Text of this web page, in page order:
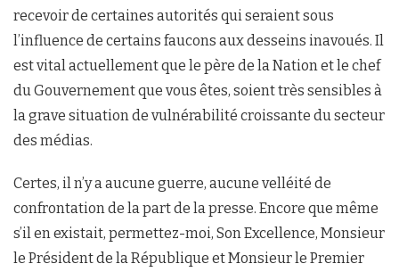
recevoir de certaines autorités qui seraient sous
l’influence de certains faucons aux desseins inavoués. Il
est vital actuellement que le père de la Nation et le chef
du Gouvernement que vous êtes, soient très sensibles à
la grave situation de vulnérabilité croissante du secteur
des médias.
Certes, il n’y a aucune guerre, aucune velléité de
confrontation de la part de la presse. Encore que même
s’il en existait, permettez-moi, Son Excellence, Monsieur
le Président de la République et Monsieur le Premier